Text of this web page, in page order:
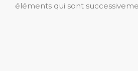
éléments qui sont